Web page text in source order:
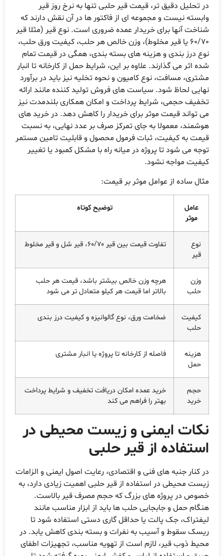
در تحلیل دقیق تر، قیمت قیر حلبی تنها به نرخ روز قیر
وابسته نیست و مجموعه ای از فاکتور ها در آن نقش دارند که
شناخت آنها برای خریدار عمده ضروری است. نوع قیر (مثلا قیر
60/70 یا قیر مخلوط)، وزن خالص هر حلب، کیفیت ورق حلب،
نوع درز بندی و هزینه های بسته بندی، همگی در قیمت تمام
شده اثر می گذارند. علاوه بر این، شرایط حمل از کارخانه تا انبار
مشتری، مسافت، نوع کامیون و نحوه تخلیه نیز باید در برآورد
نهایی لحاظ شود. سیاست های فروش تولید کننده مانند ارائه
تخفیف حجمی، شرایط پرداخت و امکان همکاری بلندمدت نیز
می تواند قیمت موثر برای خریدار را کاهش دهد. در خرید های
هوشمند، معمولا به جای تمرکز صرف بر عدد نهایی، به نسبت
قیمت به کیفیت، ثبات فرمول محصول و قابلیت تامین مستمر
توجه می شود تا پروژه در میانه راه با مشکل کمبود یا تغییر
کیفیت مواجه نشود.
مثال ساده از عوامل موثر بر قیمت:
عامل
موثر
توضیح کوتاه
نوع
قیر
تفاوت قیمت بین قیر 60/70، قیر شل و قیر مخلوط
وزن
حلب
هرچه وزن خالص بیشتر باشد، قیمت هر حلب
بالاتر اما قیمت هر کیلو متعادل تر می شود
کیفیت
حلب
ضخامت ورق، نوع گالوانیزه و کیفیت درز بندی
هزینه
حمل
فاصله از کارخانه تا پروژه یا انبار مشتری
حجم
خرید
خرید عمده امکان دریافت تخفیف و شرایط پرداخت
بهتر را فراهم می کند
نکات ایمنی و زیست محیطی در
استفاده از قیر حلبی
در کنار جنبه های فنی و اقتصادی، رعایت اصول ایمنی و الزامات
زیست محیطی در استفاده از قیر حلبی اهمیت زیادی دارد، به
خصوص در پروژه های بزرگ که حجم مصرف قیر بالاست.
هنگام حمل و جابجایی حلب ها باید از ابزار مناسب مانند
لیفتراک، جک پالت یا حداقل گاری دستی استفاده شود تا
ریسک سقوط و آسیب به نفرات و بسته بندی کاهش یابد. در
محیط ذوب قیر، لازم است از تهویه مناسب، تجهیزات اطفای